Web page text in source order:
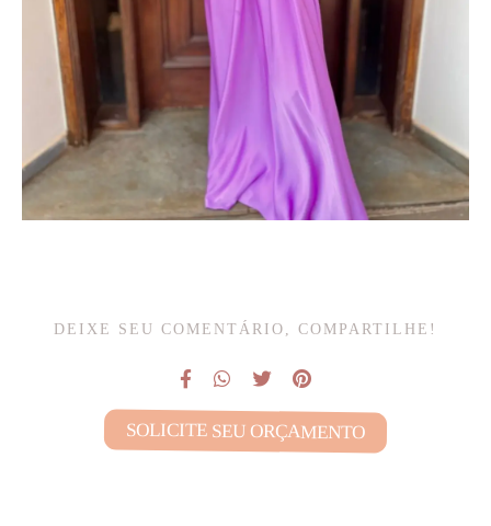
DEIXE SEU COMENTÁRIO, COMPARTILHE!
SOLICITE SEU ORÇAMENTO